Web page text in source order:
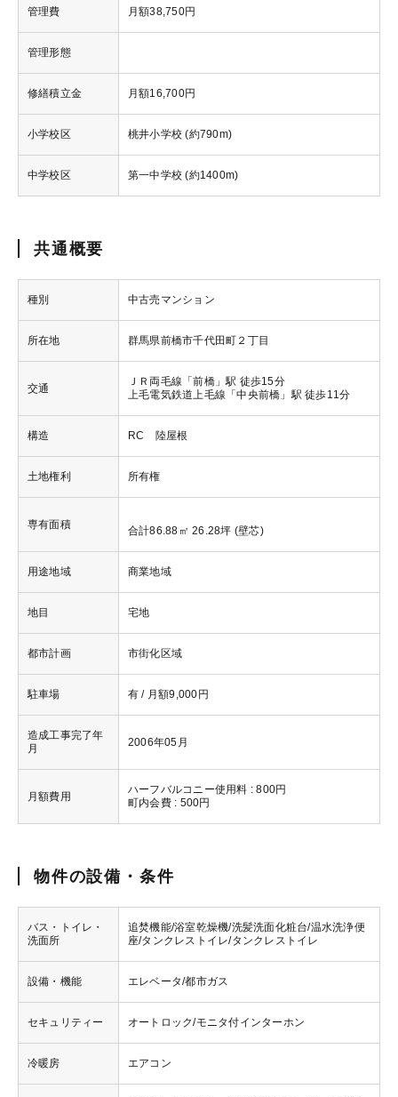
管理費 月額38,750円
管理形態
修繕積立金 月額16,700円
小学校区 桃井小学校 (約790m)
中学校区 第一中学校 (約1400m)
共通概要
種別 中古売マンション
所在地 群馬県前橋市千代田町２丁目
交通
ＪＲ両毛線「前橋」駅 徒歩15分
上毛電気鉄道上毛線「中央前橋」駅 徒歩11分
構造 RC 陸屋根
土地権利 所有権
専有面積
合計86.88㎡ 26.28坪 (壁芯)
用途地域 商業地域
地目 宅地
都市計画 市街化区域
駐車場 有 / 月額9,000円
造成工事完了年
月
2006年05月
月額費用
ハーフバルコニー使用料 : 800円
町内会費 : 500円
物件の設備・条件
バス・トイレ・
洗面所
追焚機能/浴室乾燥機/洗髪洗面化粧台/温水洗浄便
座/タンクレストイレ/タンクレストイレ
設備・機能 エレベータ/都市ガス
セキュリティー オートロック/モニタ付インターホン
冷暖房 エアコン